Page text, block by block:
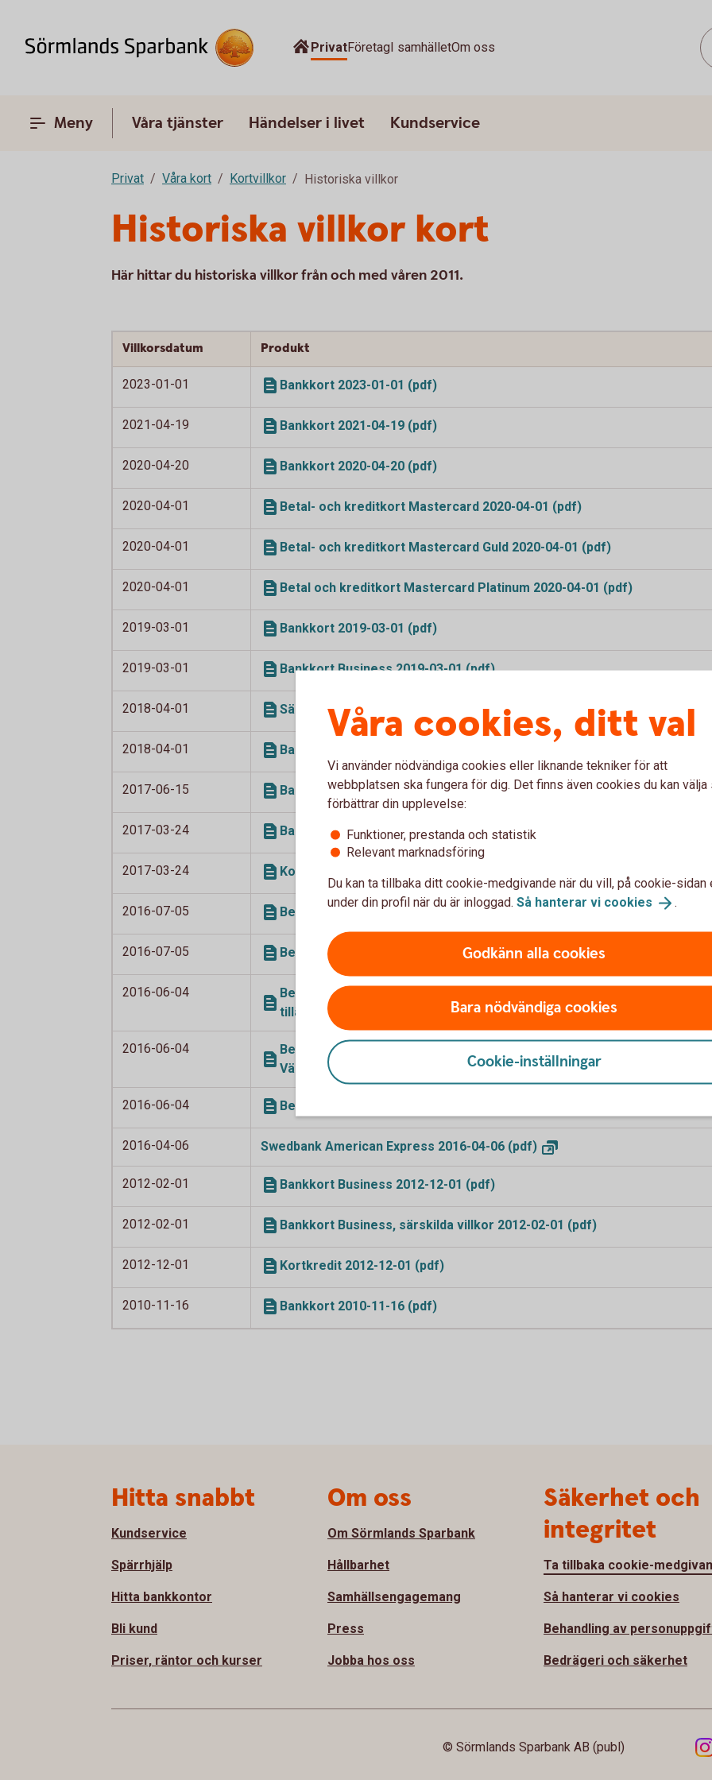
PrivatFöretagI samhälletOm oss
Meny Våra tjänster Händelser i livet Kundservice
Privat Våra kort Kortvillkor Historiska villkor
Historiska villkor kort
Här hittar du historiska villkor från och med våren 2011.
Villkorsdatum Produkt
2023-01-01 Bankkort 2023-01-01 (pdf)
2021-04-19 Bankkort 2021-04-19 (pdf)
2020-04-20 Bankkort 2020-04-20 (pdf)
2020-04-01 Betal- och kreditkort Mastercard 2020-04-01 (pdf)
2020-04-01 Betal- och kreditkort Mastercard Guld 2020-04-01 (pdf)
2020-04-01 Betal och kreditkort Mastercard Platinum 2020-04-01 (pdf)
2019-03-01 Bankkort 2019-03-01 (pdf)
2019-03-01 Bankkort Business 2019-03-01 (pdf)
2018-04-01 Särskilda villkor Bankkort Business 2018-04-01 (pdf)
2018-04-01 Bankkort 2018-04-01 (pdf)
2017-06-15 Bankkort 2017-06-15 (pdf)
2017-03-24 Bankkort 2017-03-24 (pdf)
2017-03-24 Kortkredit 2017-03-24 (pdf)
2016-07-05 Betal- och kreditkort Mastercard Platinum 2016-07-05 (pdf)
2016-07-05 Betal- och kreditkort Mastercard Guld 2016-07-05 (pdf)
2016-06-04
Betal- och kreditkort i Mer (Mastercard och American Express) med
tilläggstjänster 2016-06-04 (pdf)
2016-06-04
Betal- och kreditkort Mastercard (tidigare Världsnaturkortet) och
Världsnaturkortet betal- och kreditkort Mastercard 2016-06-04 (pdf)
2016-06-04 Betal- och kreditkort Mastercard, betal- och kreditkort Visa 2016-06-04
2016-04-06 Swedbank American Express 2016-04-06 (pdf)
2012-02-01 Bankkort Business 2012-12-01 (pdf)
2012-02-01 Bankkort Business, särskilda villkor 2012-02-01 (pdf)
2012-12-01 Kortkredit 2012-12-01 (pdf)
2010-11-16 Bankkort 2010-11-16 (pdf)
Våra cookies, ditt val
Vi använder nödvändiga cookies eller liknande tekniker för att
webbplatsen ska fungera för dig. Det finns även cookies du kan välja
förbättrar din upplevelse:
Funktioner, prestanda och statistik
Relevant marknadsföring
Du kan ta tillbaka ditt cookie-medgivande när du vill, på cookie-sidan
under din profil när du är inloggad. Så hanterar vi cookies .
Godkänn alla cookies
Bara nödvändiga cookies
Cookie-inställningar
Hitta snabbt
Kundservice
Spärrhjälp
Hitta bankkontor
Bli kund
Priser, räntor och kurser
Om oss
Om Sörmlands Sparbank
Hållbarhet
Samhällsengagemang
Press
Jobba hos oss
Säkerhet och
integritet
Ta tillbaka cookie-
Så hanterar vi cookies
Behandling av
Bedrägeri och säkerhet
© Sörmlands Sparbank AB (publ)